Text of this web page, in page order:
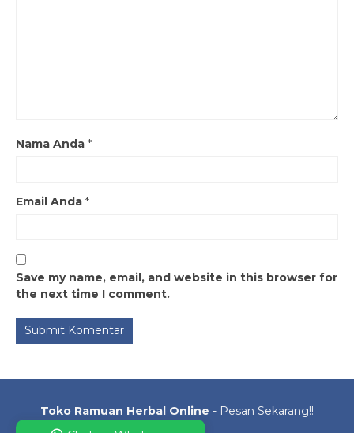
Nama Anda *
Email Anda *
Save my name, email, and website in this browser for
the next time I comment.
Toko Ramuan Herbal Online - Pesan Sekarang!!